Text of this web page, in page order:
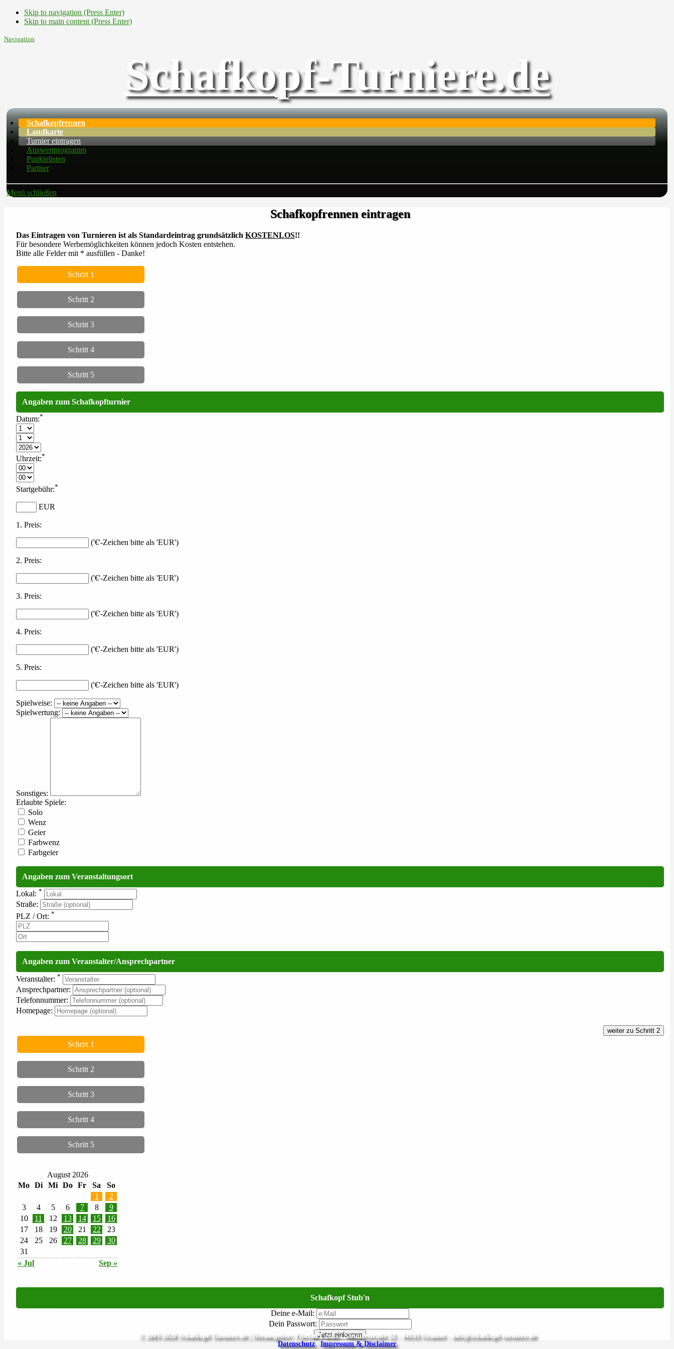
Skip to navigation (Press Enter)
Skip to main content (Press Enter)
Navigation
Schafkopf-Turniere.de
Schafkopfrennen
Landkarte
Turnier eintragen
Auswertprogramm
Punktelisten
Partner
Menü schließen
Schafkopfrennen eintragen
Das Eintragen von Turnieren ist als Standardeintrag grundsätzlich KOSTENLOS!!
Für besondere Werbemöglichkeiten können jedoch Kosten entstehen.
Bitte alle Felder mit * ausfüllen - Danke!
Schritt 1
Schritt 2
Schritt 3
Schritt 4
Schritt 5
Angaben zum Schafkopfturnier
Datum:*
Uhrzeit:*
Startgebühr:*
EUR
1. Preis:
('€'-Zeichen bitte als 'EUR')
2. Preis:
('€'-Zeichen bitte als 'EUR')
3. Preis:
('€'-Zeichen bitte als 'EUR')
4. Preis:
('€'-Zeichen bitte als 'EUR')
5. Preis:
('€'-Zeichen bitte als 'EUR')
Spielweise:
Spielwertung:
Sonstiges:
Erlaubte Spiele:
Solo
Wenz
Geier
Farbwenz
Farbgeier
Angaben zum Veranstaltungsort
Lokal: *
Straße:
PLZ / Ort: *
Angaben zum Veranstalter/Ansprechpartner
Veranstalter: *
Ansprechpartner:
Telefonnummer:
Homepage:
weiter zu Schritt 2
Schritt 1
Schritt 2
Schritt 3
Schritt 4
Schritt 5
August 2026
Mo Di Mi Do Fr Sa So
« Jul Sep »
1
2
3
4 5 6 7 8
9
10
11 12 13 14 15
16
17
18 19 20 21 22
23
24
25 26 27 28 29
30
31
Schafkopf Stub'n
Deine e-Mail:
Dein Passwort:
Jetzt einloggen
© 2003-2026 Schafkopf-Turniere.de | Herausgeber: Florian Fuchs - Säumerstraße 22 - 94143 Grainet - info@schafkopf-turniere.de
Datenschutz| Impressum & Disclaimer